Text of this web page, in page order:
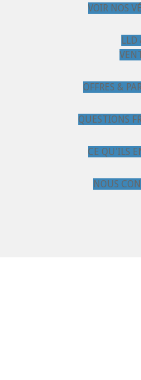
VOIR NOS
LLD
OFFRES &
QUESTIONS
CE QU'ILS
NOUS